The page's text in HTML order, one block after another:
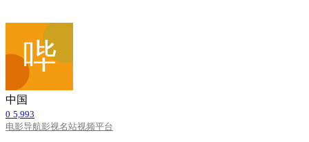
中国
0 5,993
电影导航影视名站视频平台